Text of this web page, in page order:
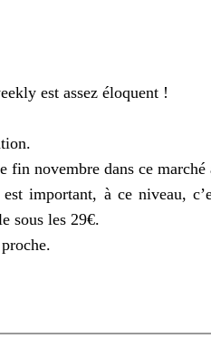
est assez éloquent !
fin novembre dans ce
important, à ce niveau,
sous les 29€.